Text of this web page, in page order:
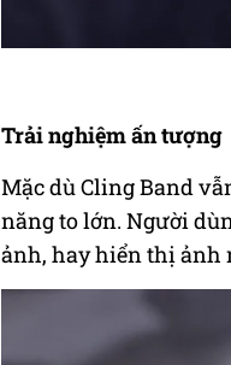
Trải nghiệm ấn tượng
Mặc dù Cling Band
năng to lớn. Người
ảnh, hay hiển thị ảnh